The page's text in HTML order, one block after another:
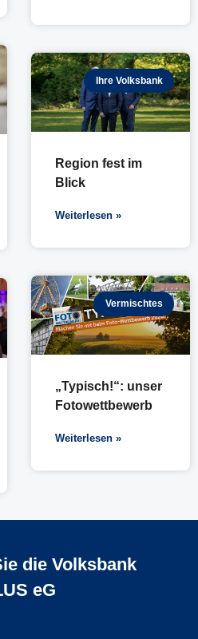
Ihre Volksbank
Region fest im
Blick
Weiterlesen »
Vermischtes
„Typisch!“: unser
Fotowettbewerb
Weiterlesen »
die Volksbank
eG